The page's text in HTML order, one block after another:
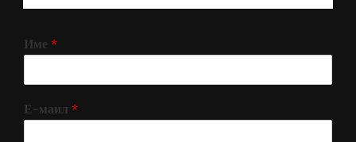
Име *
Е-маил *